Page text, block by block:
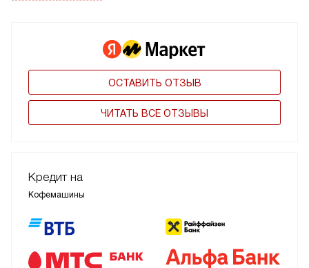
ОСТАВИТЬ ОТЗЫВ
ЧИТАТЬ ВСЕ ОТЗЫВЫ
Кредит на
Кофемашины